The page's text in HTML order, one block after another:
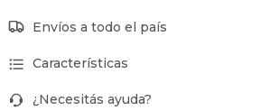
Envíos a todo el país
Características
¿Necesitás ayuda?